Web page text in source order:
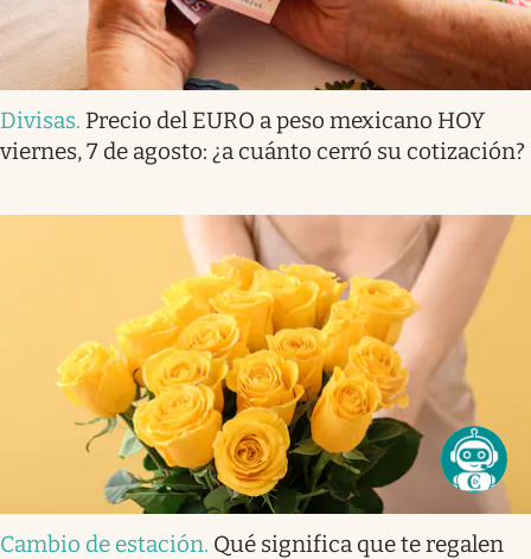
Divisas. Precio del EURO a peso mexicano HOY
viernes, 7 de agosto: ¿a cuánto cerró su cotización?
Cambio de estación. Qué significa que te regalen